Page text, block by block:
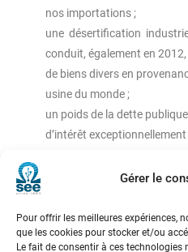
Gérer le
Pour offrir les meilleures expériences,
que les cookies pour stocker et/ou
Le fait de consentir à ces
nos importations ;
une désertification
conduit, également en
de biens divers en
usine du monde ;
un poids de la dette
d’intérêt
jour. Le déficit commercial
années 1990 ; quant à la